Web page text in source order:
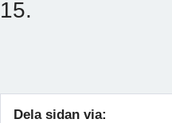
15.
Dela sidan via: